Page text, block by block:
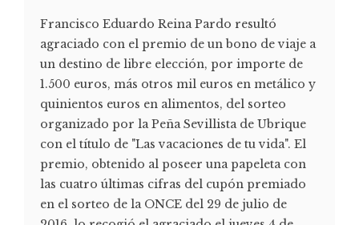
Francisco Eduardo Reina Pardo resultó
agraciado con el premio de un bono de viaje a
un destino de libre elección, por importe de
1.500 euros, más otros mil euros en metálico y
quinientos euros en alimentos, del sorteo
organizado por la Peña Sevillista de Ubrique
con el título de "Las vacaciones de tu vida". El
premio, obtenido al poseer una papeleta con
las cuatro últimas cifras del cupón premiado
en el sorteo de la ONCE del 29 de julio de